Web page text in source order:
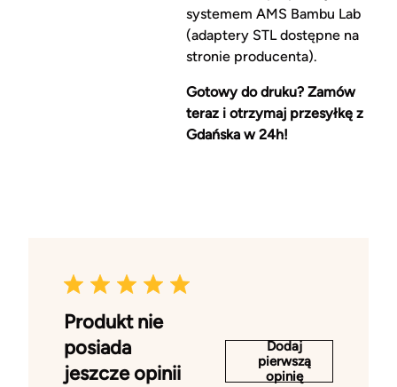
systemem AMS Bambu Lab
(adaptery STL dostępne na
stronie producenta).
Gotowy do druku? Zamów
teraz i otrzymaj przesyłkę z
Gdańska w 24h!
Produkt nie
posiada
jeszcze opinii
Dodaj
pierwszą
opinię